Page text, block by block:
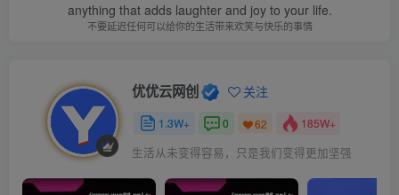
anything that adds laughter and joy to your life.
不要延迟任何可以给你的生活带来欢笑与快乐的事情
优优云网创 关注
1.3W+ 0 62 185W+
生活从未变得容易，只是我们变得更加坚强